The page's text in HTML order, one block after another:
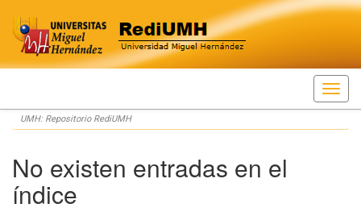
Skip
navigation
UMH: Repositorio RediUMH
No existen entradas en el
índice